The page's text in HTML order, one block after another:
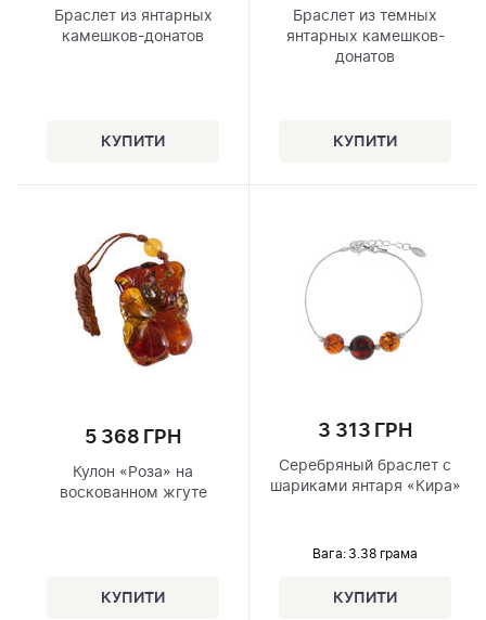
Браслет из янтарных
камешков-донатов
Браслет из темных
янтарных камешков-
донатов
5 368 ГРН
Кулон «Роза» на
воскованном жгуте
3 313 ГРН
Серебряный браслет с
шариками янтаря «Кира»
Вага: 3.38 грама